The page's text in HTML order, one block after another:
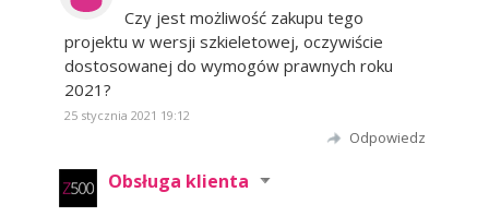
Czy jest możliwość zakupu tego
projektu w wersji szkieletowej, oczywiście
dostosowanej do wymogów prawnych roku
2021?
25 stycznia 2021 19:12
Odpowiedz
Obsługa klienta